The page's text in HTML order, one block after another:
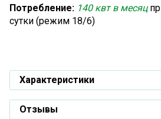
Потребление: 140 квт в месяц
сутки (режим 18/6)
Характеристики
Отзывы